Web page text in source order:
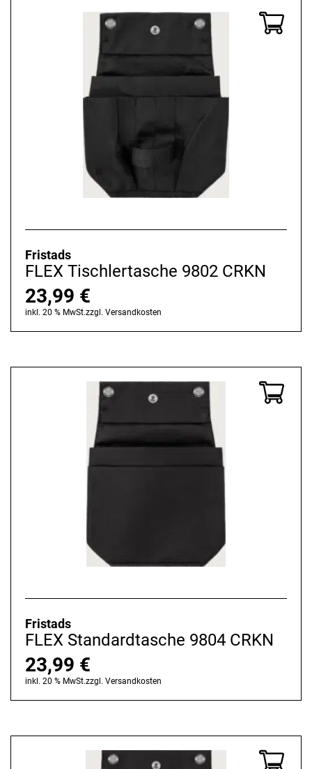
Fristads
FLEX Tischlertasche 9802 CRKN
23,99 €
inkl. 20 % MwSt.zzgl. Versandkosten
Fristads
FLEX Standardtasche 9804 CRKN
23,99 €
inkl. 20 % MwSt.zzgl. Versandkosten